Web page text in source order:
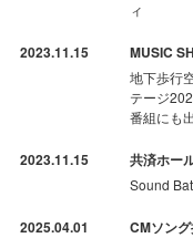
ィ
2023.11.15 MUSIC
地下歩行
テージ
番組にも出
2023.11.15 共済ホー
Sound
2025.04.01 CMソン